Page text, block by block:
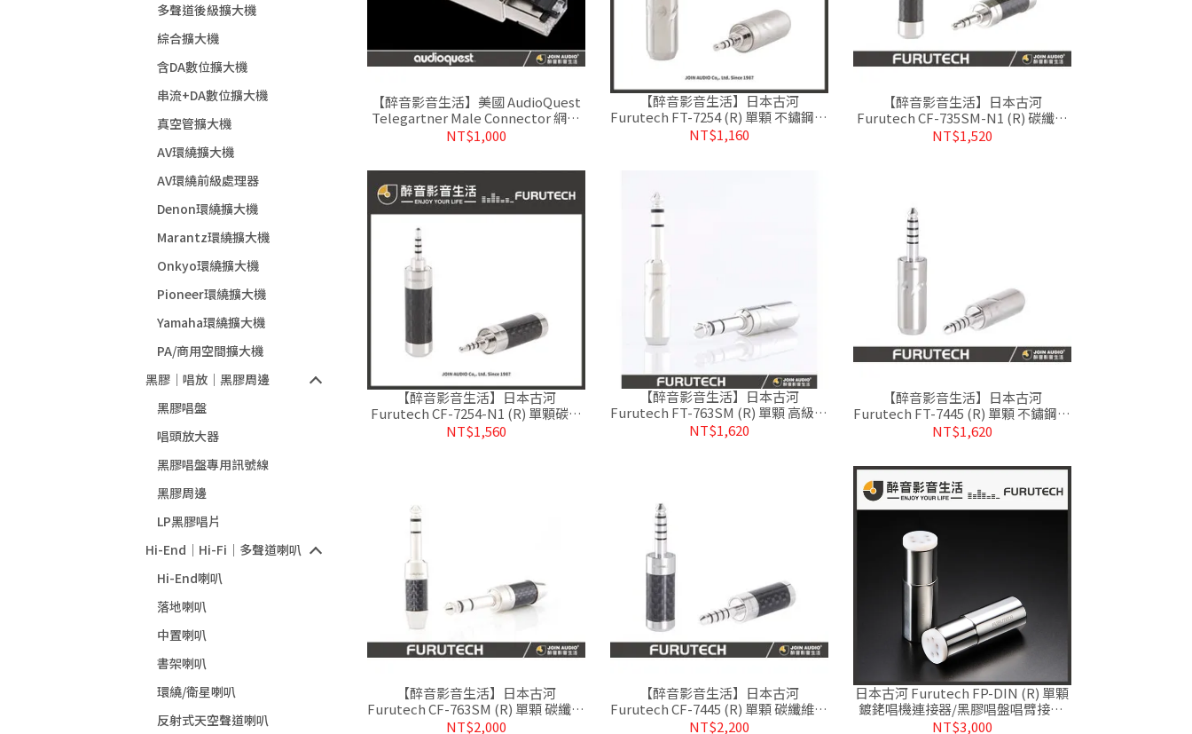
多聲道後級擴大機
綜合擴大機
含DA數位擴大機
串流+DA數位擴大機
真空管擴大機
AV環繞擴大機
AV環繞前級處理器
Denon環繞擴大機
Marantz環繞擴大機
Onkyo環繞擴大機
Pioneer環繞擴大機
Yamaha環繞擴大機
PA/商用空間擴大機
黑膠｜唱放｜黑膠周邊
黑膠唱盤
唱頭放大器
黑膠唱盤專用訊號線
黑膠周邊
LP黑膠唱片
Hi-End｜Hi-Fi｜多聲道喇叭
Hi-End喇叭
落地喇叭
中置喇叭
書架喇叭
環繞/衛星喇叭
反射式天空聲道喇叭
【醉音影音生活】美國 AudioQuest
Telegartner Male Connector 網路
線專業接頭.公司貨
NT$1,000
【醉音影音生活】日本古河
Furutech FT-7254 (R) 單顆 不鏽鋼鍍
銠2.5mm平衡端子/接頭.盒裝公司貨
NT$1,160
【醉音影音生活】日本古河
Furutech CF-735SM-N1 (R) 碳纖維
鍍銠3.5mm立體端子/接頭.公司貨
NT$1,520
【醉音影音生活】日本古河
Furutech CF-7254-N1 (R) 單顆碳纖
維鍍銠2.5mm平衡端子/接頭.公司貨
NT$1,560
【醉音影音生活】日本古河
Furutech FT-763SM (R) 單顆 高級鍍
銠6.3mm立體端子/接頭.盒裝公司貨
NT$1,620
【醉音影音生活】日本古河
Furutech FT-7445 (R) 單顆 不鏽鋼鍍
銠4.4mm平衡端子/接頭.盒裝公司貨
NT$1,620
【醉音影音生活】日本古河
Furutech CF-763SM (R) 單顆 碳纖維
鍍銠6.3mm立體端子/接頭.公司貨
NT$2,000
【醉音影音生活】日本古河
Furutech CF-7445 (R) 單顆 碳纖維鍍
銠4.4mm平衡端子/接頭.盒裝公司貨
NT$2,200
日本古河 Furutech FP-DIN (R) 單顆
鍍銠唱機連接器/黑膠唱盤唱臂接頭.
台灣公司貨
NT$3,000